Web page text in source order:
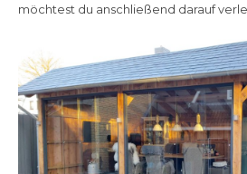
möchtest du anschließend darauf